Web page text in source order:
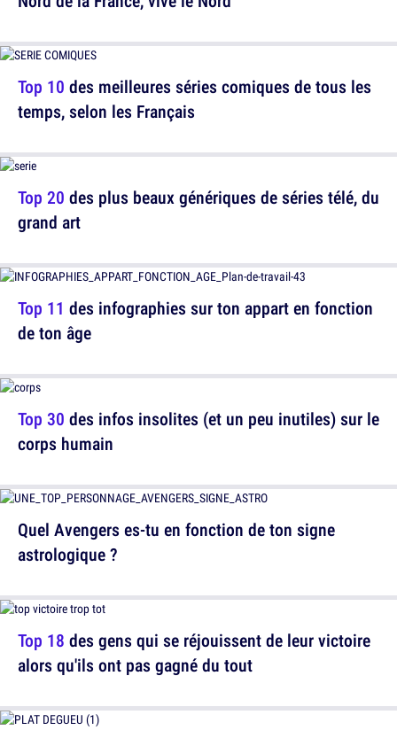
Top 20 des plus beaux génériques de séries télé, du
grand art
Top 30 des infos insolites (et un peu inutiles) sur le
corps humain
Top 18 des gens qui se réjouissent de leur victoire
alors qu'ils ont pas gagné du tout
Top 10 des meilleures séries comiques de tous les
temps, selon les Français
Top 11 des infographies sur ton appart en fonction
de ton âge
Quel Avengers es-tu en fonction de ton signe
astrologique ?